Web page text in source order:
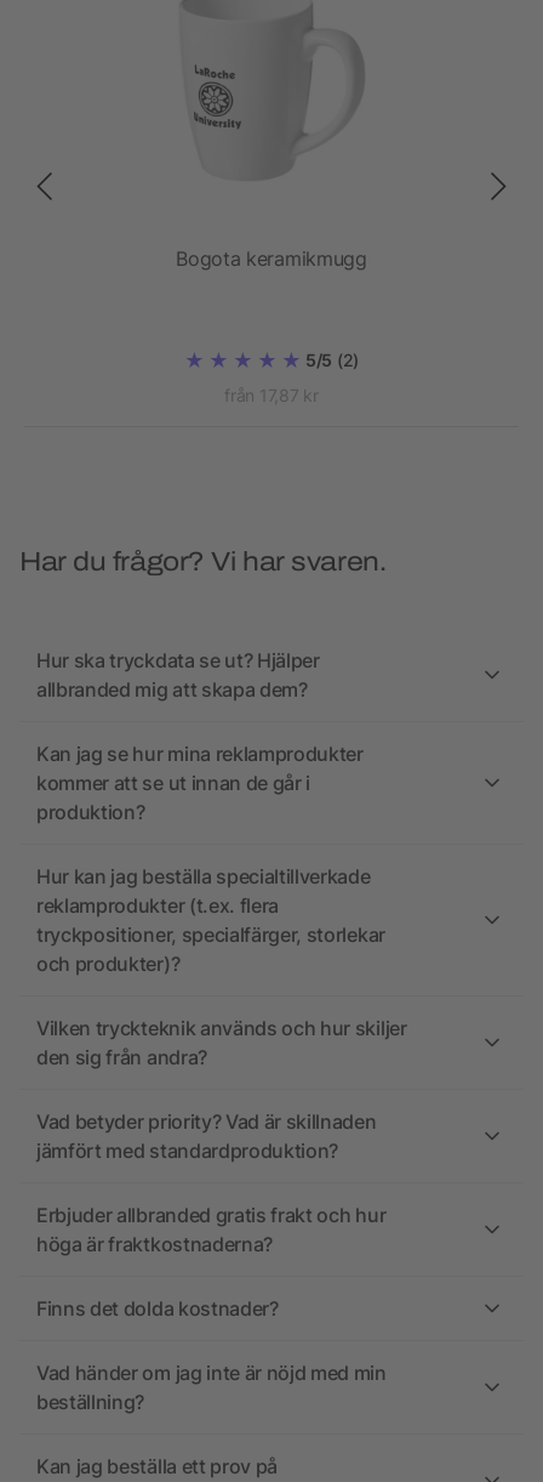
Bogota keramikmugg
5/5 (2)
från 17,87 kr
Har du frågor? Vi har svaren.
Hur ska tryckdata se ut? Hjälper
allbranded mig att skapa dem?
Kan jag se hur mina reklamprodukter
kommer att se ut innan de går i
produktion?
Hur kan jag beställa specialtillverkade
reklamprodukter (t.ex. flera
tryckpositioner, specialfärger, storlekar
och produkter)?
Vilken tryckteknik används och hur skiljer
den sig från andra?
Vad betyder priority? Vad är skillnaden
jämfört med standardproduktion?
Erbjuder allbranded gratis frakt och hur
höga är fraktkostnaderna?
Finns det dolda kostnader?
Vad händer om jag inte är nöjd med min
beställning?
Kan jag beställa ett prov på